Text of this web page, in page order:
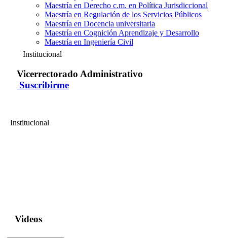
Maestría en Derecho c.m. en Política Jurisdiccional
Maestría en Regulación de los Servicios Públicos
Maestría en Docencia universitaria
Maestría en Cognición Aprendizaje y Desarrollo
Maestría en Ingeniería Civil
Institucional
Vicerrectorado Administrativo
Suscribirme
Institucional
Videos